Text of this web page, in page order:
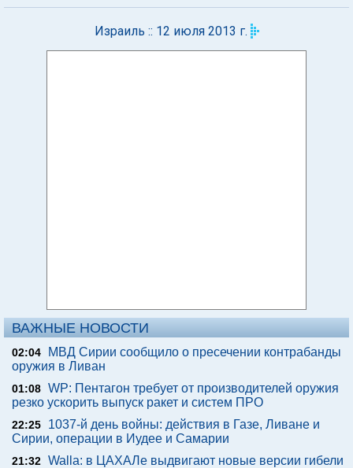
Израиль :: 12 июля 2013 г.
ВАЖНЫЕ НОВОСТИ
02:04
МВД Сирии сообщило о пресечении контрабанды
оружия в Ливан
01:08 WP: Пентагон требует от производителей оружия
резко ускорить выпуск ракет и систем ПРО
22:25
1037-й день войны: действия в Газе, Ливане и
Сирии, операции в Иудее и Самарии
21:32 Walla: в ЦАХАЛе выдвигают новые версии гибели